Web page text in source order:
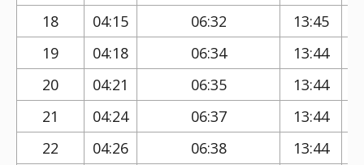
18 04:15 06:32 13:45
19
04:18 06:34 13:44
20
04:21 06:35 13:44
21
04:24 06:37 13:44
22
04:26 06:38 13:44